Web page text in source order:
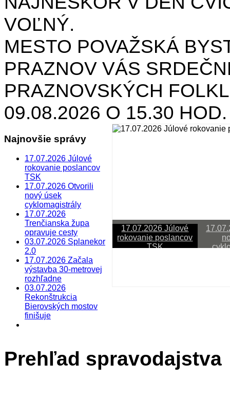
VOĽNÝ.
MESTO POVAŽSKÁ
PRAZNOV VÁS
PRAZNOVSKÝCH
09.08.2026 O 15.30
Najnovšie správy
17.07.2026 Júlové
rokovanie poslancov
TSK
17.07.2026 Otvorili
nový úsek
cyklomagistrály
17.07.2026
Trenčianska župa
opravuje cesty
03.07.2026 Splanekor
2.0
17.07.2026 Začala
výstavba 30-metrovej
rozhľadne
03.07.2026
Rekonštrukcia
Bierovských mostov
finišuje
17.07.2026 Júlové
rokovanie poslancov
TSK
Prehľad spravodajstva